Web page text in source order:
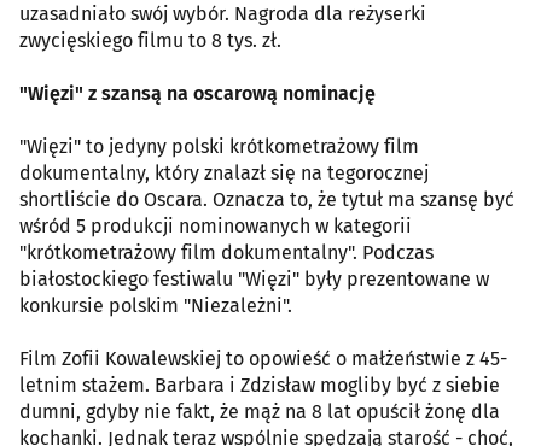
uzasadniało swój wybór. Nagroda dla reżyserki
zwycięskiego filmu to 8 tys. zł.
"Więzi" z szansą na oscarową nominację
"Więzi" to jedyny polski krótkometrażowy film
dokumentalny, który znalazł się na tegorocznej
shortliście do Oscara. Oznacza to, że tytuł ma szansę być
wśród 5 produkcji nominowanych w kategorii
"krótkometrażowy film dokumentalny". Podczas
białostockiego festiwalu "Więzi" były prezentowane w
konkursie polskim "Niezależni".
Film Zofii Kowalewskiej to opowieść o małżeństwie z 45-
letnim stażem. Barbara i Zdzisław mogliby być z siebie
dumni, gdyby nie fakt, że mąż na 8 lat opuścił żonę dla
kochanki. Jednak teraz wspólnie spędzają starość - choć,